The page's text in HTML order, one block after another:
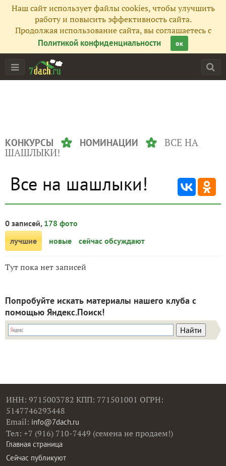
Наш сайт использует файлы cookies, чтобы улучшить
работу и повысить эффективность сайта.
Продолжая использование сайта, вы соглашаетесь с
Политикой конфиденциальности
ок
КОНКУРСЫ НОМИНАЦИИ
ВСЕ НА
ШАШЛЫКИ!
Все на шашлыки!
0 записей, 178 фото
лучшие
новые сейчас обсуждают
Тут пока нет записей
Попробуйте искать материалы нашего клуба с
помощью Яндекс.Поиск!
ИНН: 9715003782 КПП: 771501001 ОГРН:
5147746293448
Email: info@7dach.ru
Тел: +7 (916) 710-7449 (семена не продаем!)
Главная страница
Сейчас публикуют